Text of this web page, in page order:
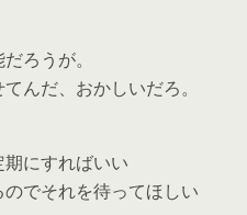
ろうが。
んだ、おかしいだろ。
にすればいい
でそれを待ってほしい